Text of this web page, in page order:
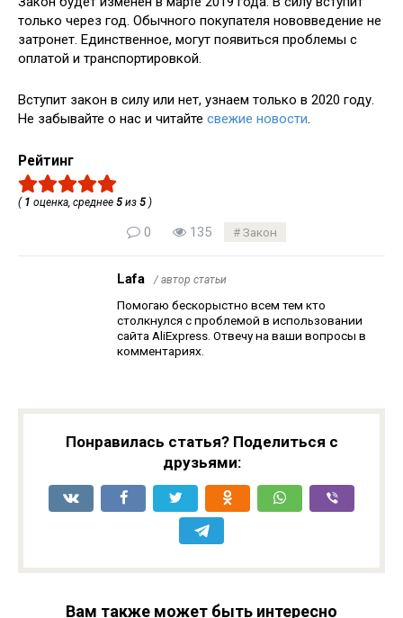
только через год. Обычного покупателя нововведение не
затронет. Единственное, могут появиться проблемы с
оплатой и транспортировкой.
Вступит закон в силу или нет, узнаем только в 2020 году.
Не забывайте о нас и читайте свежие новости
Рейтинг
( 1 оценка, среднее 5 из 5 )
0 135 Закон
Lafa / автор статьи
Помогаю бескорыстно всем тем кто
столкнулся с проблемой в использовании
сайта AliExpress. Отвечу на ваши вопросы в
комментариях.
Понравилась статья? Поделиться с
друзьями:
Вам также может быть интересно